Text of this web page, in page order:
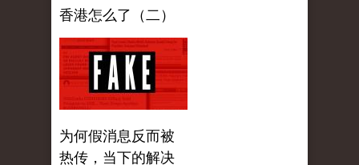
香港怎么了（二）
为何假消息反而被
热传，当下的解决